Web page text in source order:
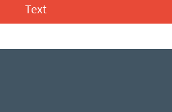
Text